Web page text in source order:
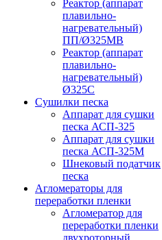
Реактор (аппарат
плавильно-
нагревательный)
ПП/Ø325МВ
Реактор (аппарат
плавильно-
нагревательный)
Ø325С
Сушилки песка
Аппарат для сушки
песка АСП-325
Аппарат для сушки
песка АСП-325М
Шнековый податчик
песка
Агломераторы для
переработки пленки
Агломератор для
переработки пленки
двухроторный